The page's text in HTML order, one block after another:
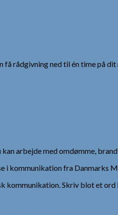
få rådgivning ned til én time på
arbejde med omdømme,
kommunikation fra Danmarks
Skriv blot et